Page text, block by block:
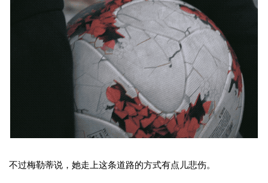
不过梅勒蒂说，她走上这条道路的方式有点儿悲伤。